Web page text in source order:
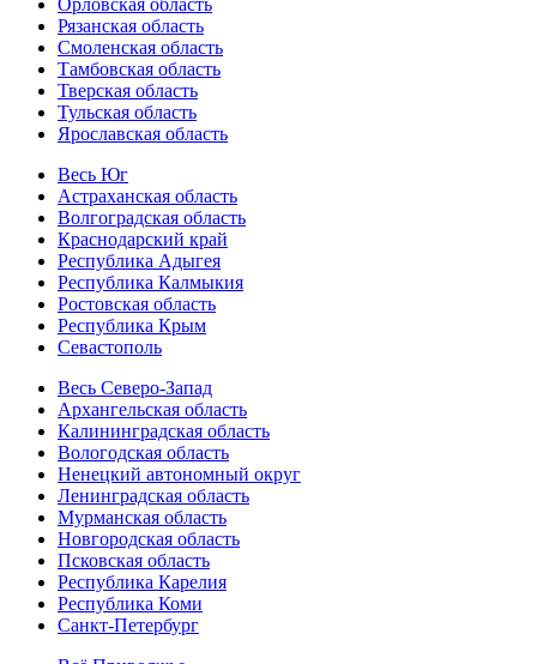
Орловская область
Рязанская область
Смоленская область
Тамбовская область
Тверская область
Тульская область
Ярославская область
Весь Юг
Астраханская область
Волгоградская область
Краснодарский край
Республика Адыгея
Республика Калмыкия
Ростовская область
Республика Крым
Севастополь
Весь Северо-Запад
Архангельская область
Калининградская область
Вологодская область
Ненецкий автономный округ
Ленинградская область
Мурманская область
Новгородская область
Псковская область
Республика Карелия
Республика Коми
Санкт-Петербург